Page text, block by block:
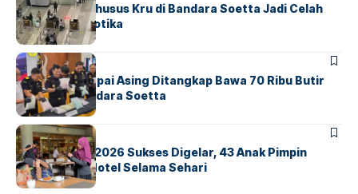
Ketika Jalur Khusus Kru di Bandara Soetta Jadi Celah
Sindikat Narkotika
BANDARA BERITA
Kopilot Maskapai Asing Ditangkap Bawa 70 Ribu Butir
Ekstasi di Bandara Soetta
BERITAINDEX
GM For A Day 2026 Sukses Digelar, 43 Anak Pimpin
Operasional Hotel Selama Sehari